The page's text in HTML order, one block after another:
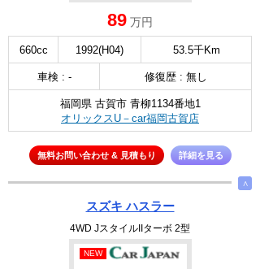
89 万円
660cc 1992(H04) 53.5千Km
車検 : - 修復歴 : 無し
福岡県 古賀市 青柳1134番地1
オリックスU－car福岡古賀店
無料お問い合わせ & 見積もり 詳細を見る
∧
スズキ ハスラー
4WD JスタイルIIターボ 2型
NEW